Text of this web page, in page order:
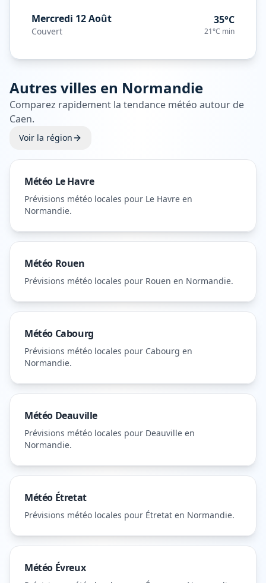
Mercredi 12 Août
Couvert
35°C
21°C min
Autres villes en Normandie
Comparez rapidement la tendance météo autour de
Caen.
Voir la région
Météo Le Havre
Prévisions météo locales pour Le Havre en
Normandie.
Météo Rouen
Prévisions météo locales pour Rouen en Normandie.
Météo Cabourg
Prévisions météo locales pour Cabourg en
Normandie.
Météo Deauville
Prévisions météo locales pour Deauville en
Normandie.
Météo Étretat
Prévisions météo locales pour Étretat en Normandie.
Météo Évreux